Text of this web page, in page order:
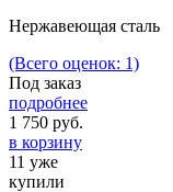
Нержавеющая сталь
(Всего оценок: 1)
Под заказ
подробнее
1 750 руб.
в корзину
11 уже
купили